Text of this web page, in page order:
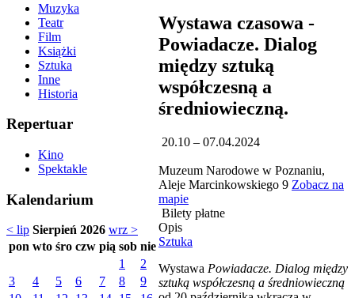
Muzyka
Teatr
Film
Książki
Sztuka
Inne
Historia
Repertuar
Kino
Spektakle
Kalendarium
< lip Sierpień 2026 wrz >
pon wto śro czw pią sob nie
1
2
3
4 5 6 7 8
9
Wystawa czasowa -
Powiadacze. Dialog
między sztuką
współczesną a
średniowieczną.
20.10 – 07.04.2024
Muzeum Narodowe w Poznaniu,
Aleje Marcinkowskiego 9 Zobacz na
mapie
Bilety płatne
Opis
Sztuka
Wystawa Powiadacze. Dialog między
sztuką współczesną a średniowieczną